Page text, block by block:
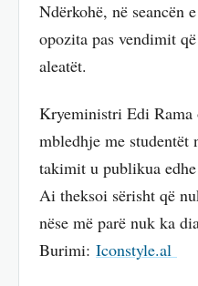
Ndërkohë, në seancën
opozita pas vendimit
aleatët.
Kryeministri Edi
mbledhje me
takimit u publikua
Ai theksoi sërisht që
nëse më parë nuk ka
Burimi: Iconstyle.al